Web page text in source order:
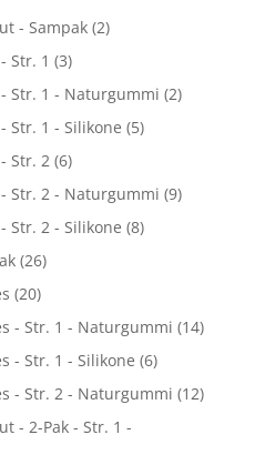
- Sampak (2)
Str. 1 (3)
- Str. 1 - Naturgummi (2)
Str. 1 - Silikone (5)
Str. 2 (6)
- Str. 2 - Naturgummi (9)
Str. 2 - Silikone (8)
(26)
(20)
- Str. 1 - Naturgummi (14)
- Str. 1 - Silikone (6)
- Str. 2 - Naturgummi (12)
- 2-Pak - Str. 1 -